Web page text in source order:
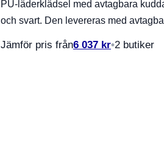
PU-läderklädsel med avtagbara
och svart. Den levereras med
Jämför pris från6 037 kr 2 butiker